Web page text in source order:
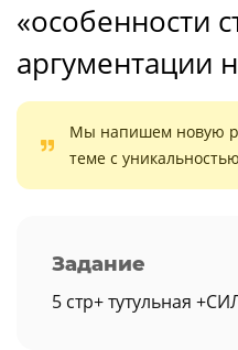
«особенности
аргументации
Мы напишем новую
теме с
Задание
5 стр+ тутульная